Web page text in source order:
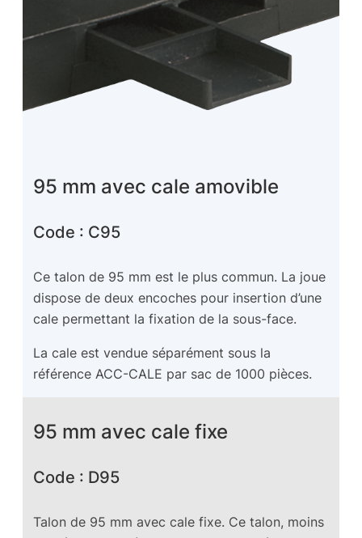
95 mm avec cale amovible
Code : C95
Ce talon de 95 mm est le plus commun. La joue
dispose de deux encoches pour insertion d’une
cale permettant la fixation de la sous-face.
La cale est vendue séparément sous la
référence ACC-CALE par sac de 1000 pièces.
95 mm avec cale fixe
Code : D95
Talon de 95 mm avec cale fixe. Ce talon, moins